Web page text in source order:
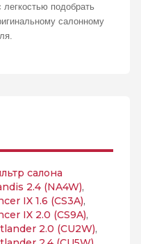
легкостью подобрать
салонному
салона
2.4 (NA4W),
IX 1.6 (CS3A),
IX 2.0 (CS9A),
2.0 (CU2W),